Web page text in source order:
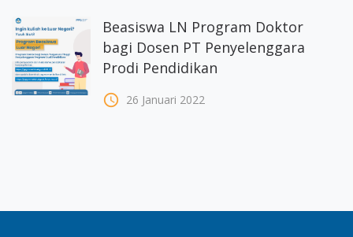
Beasiswa LN Program Doktor
bagi Dosen PT Penyelenggara
Prodi Pendidikan
access_time 26 Januari 2022